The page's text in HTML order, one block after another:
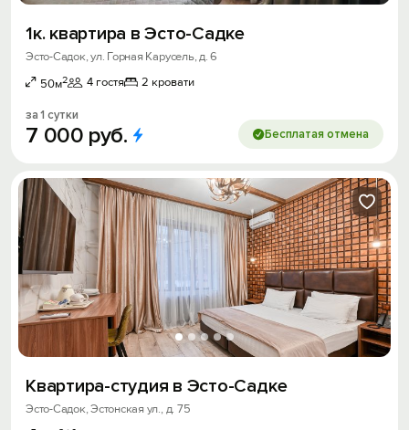
1к. квартира в Эсто-Садке
Эсто-Садок, ул. Горная Карусель, д. 6
50м2 4 гостя 2 кровати
за 1 сутки
7 000 руб. Бесплатая отмена
Квартира-студия в Эсто-Садке
Эсто-Садок, Эстонская ул., д. 75